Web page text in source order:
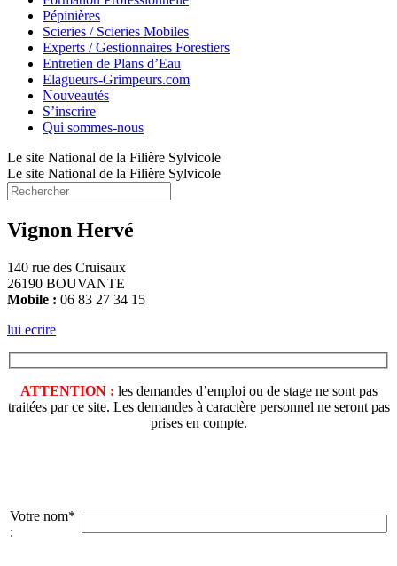
Pépinières
Scieries / Scieries Mobiles
Experts / Gestionnaires Forestiers
Entretien de Plans d’Eau
Elagueurs-Grimpeurs.com
Nouveautés
S’inscrire
Qui sommes-nous
Le site National de la Filière Sylvicole
Le site National de la Filière Sylvicole
Vignon Hervé
140 rue des Cruisaux
26190 BOUVANTE
Mobile : 06 83 27 34 15
lui ecrire
ATTENTION : les demandes d’emploi ou de stage ne sont pas
traitées par ce site. Les demandes à caractère personnel ne seront pas
prises en compte.
Votre nom*
: